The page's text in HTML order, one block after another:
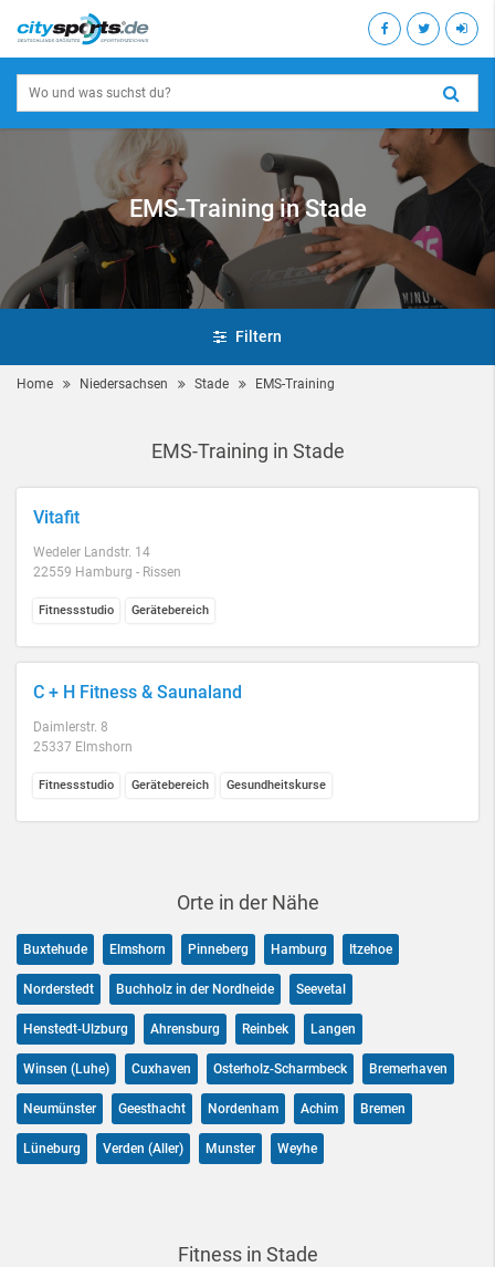
EMS-Training in Stade
Filtern
Home Niedersachsen Stade EMS-Training
EMS-Training in Stade
Vitafit
Wedeler Landstr. 14
22559 Hamburg - Rissen
Fitnessstudio Gerätebereich
C + H Fitness & Saunaland
Daimlerstr. 8
25337 Elmshorn
Fitnessstudio Gerätebereich Gesundheitskurse
Orte in der Nähe
Buxtehude Elmshorn Pinneberg Hamburg Itzehoe
Norderstedt Buchholz in der Nordheide Seevetal
Henstedt-Ulzburg Ahrensburg Reinbek Langen
Winsen (Luhe) Cuxhaven Osterholz-Scharmbeck Bremerhaven
Neumünster Geesthacht Nordenham Achim Bremen
Lüneburg Verden (Aller) Munster Weyhe
Fitness in Stade